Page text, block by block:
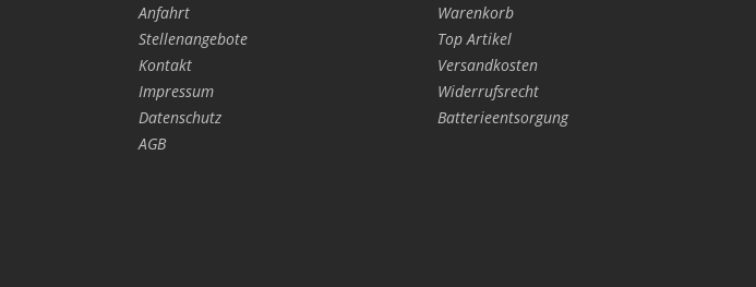
Anfahrt
Stellenangebote
Kontakt
Impressum
Datenschutz
AGB
Warenkorb
Top Artikel
Versandkosten
Widerrufsrecht
Batterieentsorgung